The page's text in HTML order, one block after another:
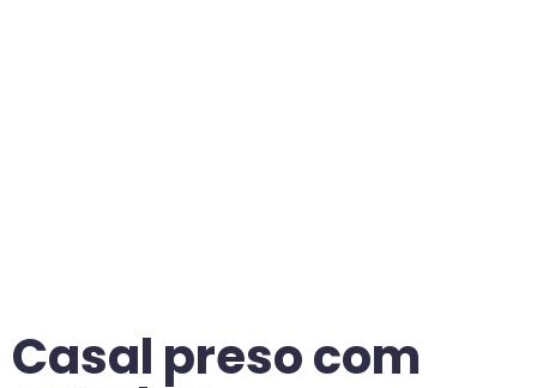
Casal preso com